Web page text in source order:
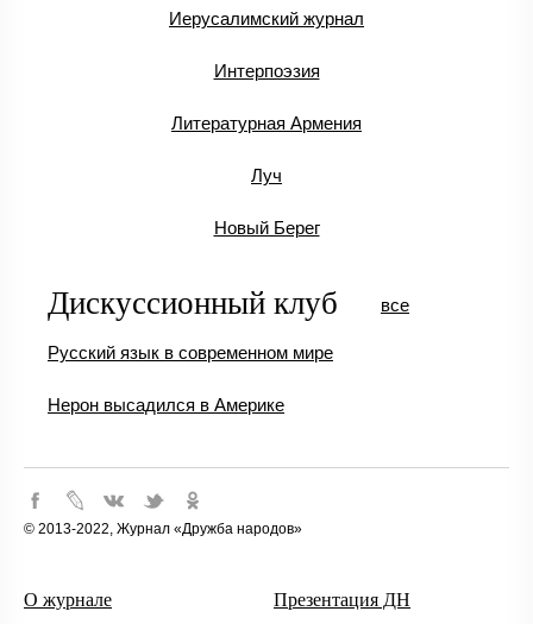
Иерусалимский журнал
Интерпоэзия
Литературная Армения
Луч
Новый Берег
Дискуссионный клуб
Русский язык в современном мире
Нерон высадился в Америке
все
© 2013-2022, Журнал «Дружба народов»
О журнале Презентация ДН